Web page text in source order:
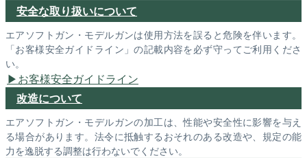
安全な取り扱いについて
エアソフトガン・モデルガンは使用方法を誤ると危険を伴います。
「お客様安全ガイドライン」の記載内容を必ず守ってご利用くださ
い。
お客様安全ガイドライン
改造について
エアソフトガン・モデルガンの加工は、性能や安全性に影響を与え
る場合があります。法令に抵触するおそれのある改造や、規定の能
力を逸脱する調整は行わないでください。